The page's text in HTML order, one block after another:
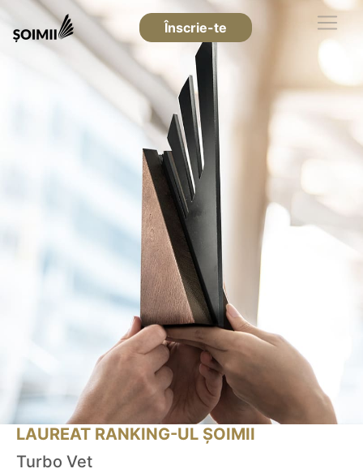
Înscrie-te
LAUREAT RANKING-UL ȘOIMII
Turbo Vet